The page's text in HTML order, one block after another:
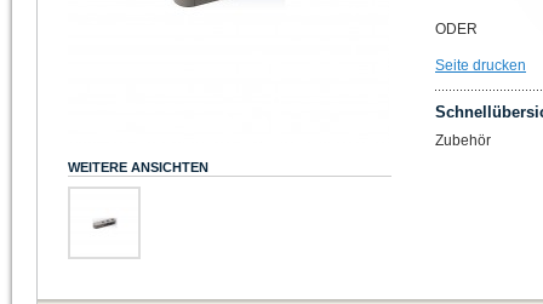
ODER
Seite drucken
Zubehör
WEITERE ANSICHTEN